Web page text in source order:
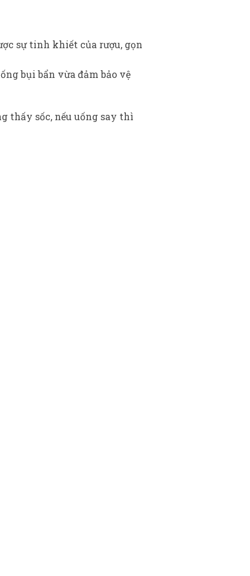
sự tinh khiết của rượu, gọn
bụi bẩn vừa đảm bảo vệ
thấy sốc, nếu uống say thì